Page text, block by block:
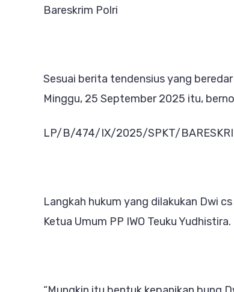
Bareskrim Polri
Sesuai berita tendensius yang
Minggu, 25 September 2025 itu,
LP/B/474/IX/2025/SPKT/
Langkah hukum yang dilakukan Dwi
Ketua Umum PP IWO Teuku Yudhistira.